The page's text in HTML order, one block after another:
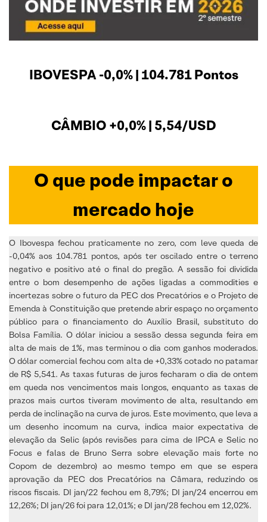
IBOVESPA -0,0% | 104.781 Pontos
CÂMBIO +0,0% | 5,54/USD
O que pode impactar o
mercado hoje
O Ibovespa fechou praticamente no zero, com leve queda de
-0,04% aos 104.781 pontos, após ter oscilado entre o terreno
negativo e positivo até o final do pregão. A sessão foi dividida
entre o bom desempenho de ações ligadas a commodities e
incertezas sobre o futuro da PEC dos Precatórios e o Projeto de
Emenda à Constituição que pretende abrir espaço no orçamento
público para o financiamento do Auxílio Brasil, substituto do
Bolsa Família. O dólar iniciou a sessão dessa segunda feira em
alta de mais de 1%, mas terminou o dia com ganhos moderados.
O dólar comercial fechou com alta de +0,33% cotado no patamar
de R$ 5,541. As taxas futuras de juros fecharam o dia de ontem
em queda nos vencimentos mais longos, enquanto as taxas de
prazos mais curtos tiveram movimento de alta, resultando em
perda de inclinação na curva de juros. Este movimento, que leva a
um desenho incomum na curva, indica maior expectativa de
elevação da Selic (após revisões para cima de IPCA e Selic no
Focus e falas de Bruno Serra sobre elevação mais forte no
Copom de dezembro) ao mesmo tempo em que se espera
aprovação da PEC dos Precatórios na Câmara, reduzindo os
riscos fiscais. DI jan/22 fechou em 8,79%; DI jan/24 encerrou em
12,26%; DI jan/26 foi para 12,01%; e DI jan/28 fechou em 12,02%.